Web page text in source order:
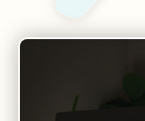
Resources with 16